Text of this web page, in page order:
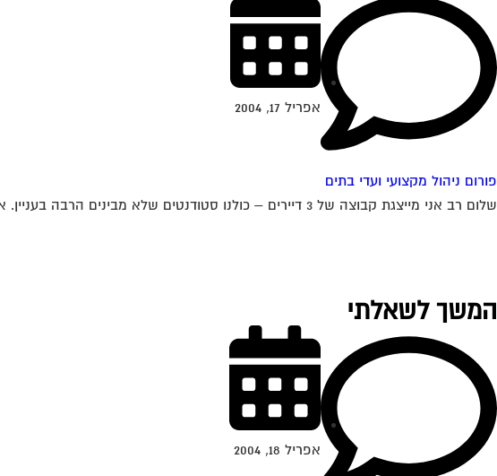
פורום ניהול מקצועי ועדי בתים
אפריל 17, 2004
שלום רב אני מייצגת קבוצה של 3 דיירים – כולנו סטודנטים שלא מבינים הרבה בעניין. אנו גרים בבניין ובו 3 דירות מאוכלסות, 2 משרדים פעילים...
המשך לשאלתי
אפריל 18, 2004